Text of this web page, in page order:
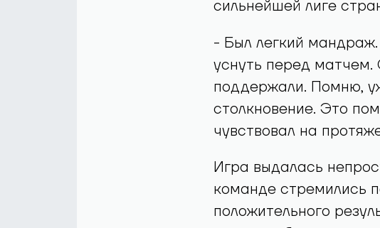
сильнейшей лиге
- Был легкий мандраж.
уснуть перед
поддержали. Помню,
столкновение. Это
чувствовал на
Игра выдалась
команде стремились
положительного